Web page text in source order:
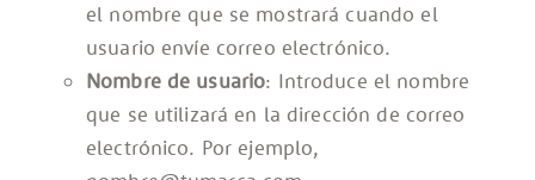
el nombre que se mostrará cuando el
usuario envíe correo electrónico.
Nombre de usuario: Introduce el nombre
que se utilizará en la dirección de correo
electrónico. Por ejemplo,